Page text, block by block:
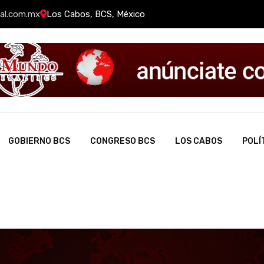
Los Cabos, BCS, México
GOBIERNO BCS CONGRESO BCS LOS CABOS